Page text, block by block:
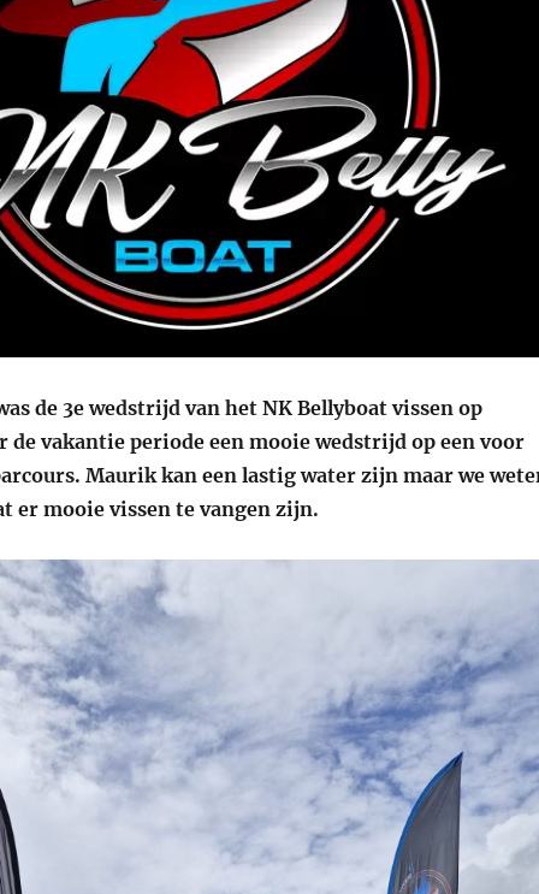
de 3e wedstrijd van het NK Bellyboat vissen op
de vakantie periode een mooie wedstrijd op een voor
Maurik kan een lastig water zijn maar we
er mooie vissen te vangen zijn.